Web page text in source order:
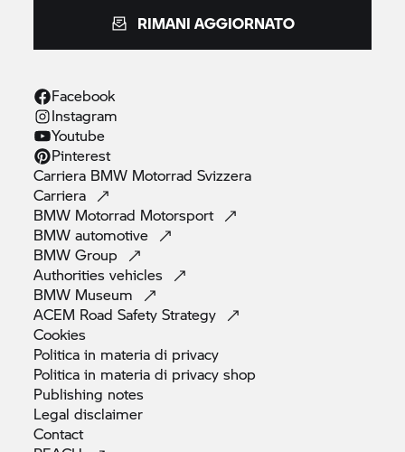
RIMANI AGGIORNATO
Facebook
Instagram
Youtube
Pinterest
Carriera BMW Motorrad Svizzera
Carriera
BMW Motorrad Motorsport
BMWautomotive
BMWGroup
Authoritiesvehicles
BMW Museum
ACEM Road SafetyStrategy
Cookies
Politica in materia di privacy
Politica in materia di privacyshop
Publishing notes
Legaldisclaimer
Contact